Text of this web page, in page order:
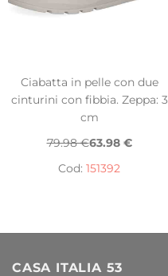
Ciabatta in pelle con due
cinturini con fibbia. Zeppa: 3
cm
79.98 €63.98 €
Cod: 151392
CASA ITALIA 53